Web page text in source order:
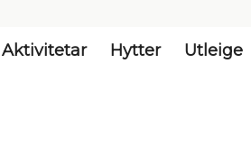
Aktivitetar Hytter Utleige